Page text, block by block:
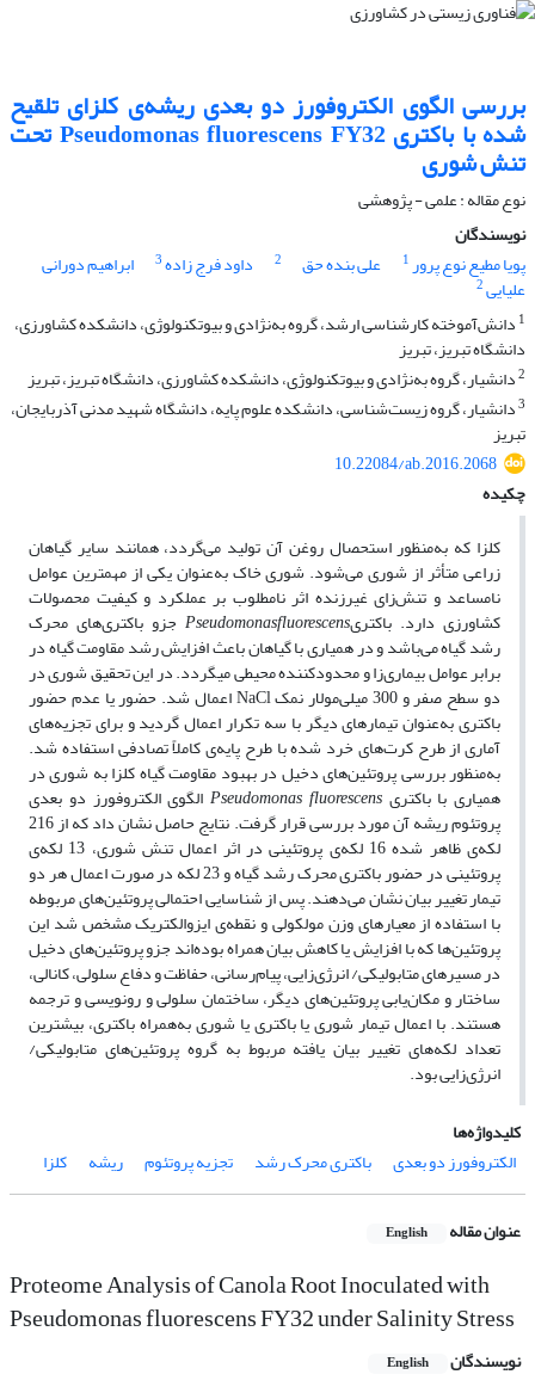
بررسی الگوی الکتروفورز دو بعدی ریشه‌ی کلزای تلقیح
شده با باکتری Pseudomonas fluorescens FY32 تحت
تنش شوری
نوع مقاله : علمی - پژوهشی
نویسندگان
پویا مطیع نوع پرور1 علی بنده حق 2 داود فرج زاده3 ابراهیم دورانی
علیایی2
1 دانش‌آموخته کارشناسی ‌ارشد، گروه بهنژادی و بیوتکنولوژی، دانشکده کشاورزی،
دانشگاه تبریز، تبریز
2دانشیار، گروه بهنژادی و بیوتکنولوژی، دانشکده کشاورزی، دانشگاه تبریز، تبریز
3دانشیار، گروه زیست‌شناسی، دانشکده علوم پایه، دانشگاه شهید مدنی آذربایجان،
تبریز
10.22084/ab.2016.2068
چکیده
کلزا که به‌منظور استحصال روغن آن تولید می‌گردد، همانند سایر گیاهان
زراعی متأثر از شوری می‌شود. شوری خاک به‌عنوان یکی از مهمترین عوامل
نامساعد و تنش‌زای غیرزنده اثر نامطلوب بر عملکرد و کیفیت محصولات
کشاورزی دارد. باکتریPseudomonasfluorescens جزو باکتری‌های محرک
رشد گیاه می‌باشد و در همیاری با گیاهان باعث افزایش رشد مقاومت گیاه در
برابر عوامل بیماری‌زا و محدود‌کننده محیطی می­گردد. در این تحقیق شوری در
دو سطح صفر و 300 میلی‌مولار نمک NaCl اعمال شد. حضور یا عدم حضور
باکتری به‌عنوان تیمارهای دیگر با سه تکرار اعمال گردید و برای تجزیه‌های
آماری از طرح کرت‌های خرد شده با طرح پایه‌‌ی کاملاً تصادفی استفاده شد.
به‌منظور بررسی پروتئین‌های دخیل در بهبود مقاومت گیاه کلزا به شوری در
همیاری با باکتریPseudomonas fluorescens الگوی الکتروفورز دو بعدی
پروتئوم ریشه آن مورد بررسی قرار گرفت. نتایج حاصل نشان داد که از 216
لکه‌ی ظاهر شده 16 لکه‌ی پروتئینی در اثر اعمال تنش شوری، 13 لکه‌ی
پروتئینی در حضور باکتری محرک رشد گیاه و 23 لکه در صورت اعمال هر دو
تیمار تغییر بیان نشان می‌دهند. پس از شناسایی احتمالی پروتئین‌های مربوطه
با استفاده از معیارهای وزن مولکولی و نقطه‌ی ایزوالکتریک مشخص شد این
پروتئین‌ها که با افزایش یا کاهش بیان همراه بوده‌اند جزو پروتئین‌های دخیل
در مسیرهای متابولیکی/ انرژی‌زایی، پیام‌رسانی، حفاظت و دفاع سلولی، کانالی،
ساختار و مکان‌یابی پروتئین‌های دیگر، ساختمان سلولی و رونویسی و ترجمه
هستند. با اعمال تیمار شوری یا باکتری یا شوری به‌همراه باکتری، بیشترین
تعداد لکه‌های تغییر بیان یافته مربوط به گروه پروتئین‌های متابولیکی/
انرژی‌زایی بود.
کلیدواژه‌ها
الکتروفورز دو بعدی
باکتری محرک رشد تجزیه پروتئوم ریشه کلزا
عنوان مقاله English
Proteome Analysis of Canola Root Inoculated with
Pseudomonas fluorescens FY32 under Salinity Stress
نویسندگان English